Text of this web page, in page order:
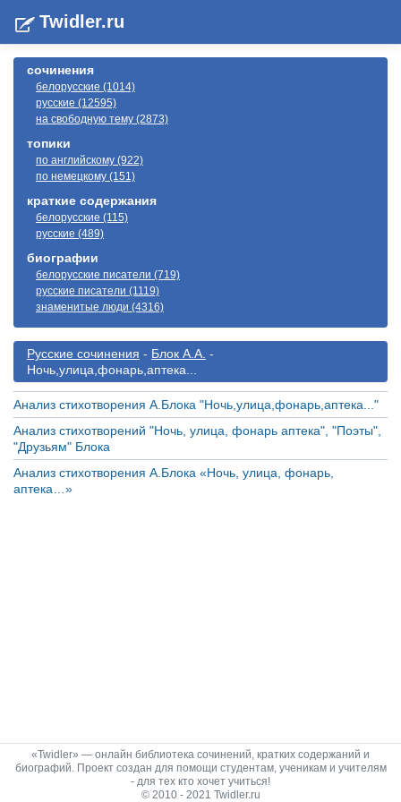
Twidler.ru
сочинения
белорусские (1014)
русские (12595)
на свободную тему (2873)
топики
по английскому (922)
по немецкому (151)
краткие содержания
белорусские (115)
русские (489)
биографии
белорусские писатели (719)
русские писатели (1119)
знаменитые люди (4316)
Русские сочинения - Блок А.А. -
Ночь,улица,фонарь,аптека...
Анализ стихотворения А.Блока "Ночь,улица,фонарь,аптека..."
Анализ стихотворений "Ночь, улица, фонарь аптека", "Поэты",
"Друзьям" Блока
Анализ стихотворения А.Блока «Ночь, улица, фонарь,
аптека…»
«Twidler» — онлайн библиотека сочинений, кратких содержаний и
биографий. Проект создан для помощи студентам, ученикам и учителям
- для тех кто хочет учиться!
© 2010 - 2021 Twidler.ru